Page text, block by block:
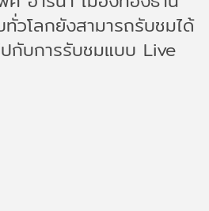
วโลกยังสามารถรับชมได้
กับการรับชมแบบ Live